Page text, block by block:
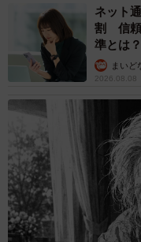
ネット
割 信頼
準とは？
まいど
2026.08.08